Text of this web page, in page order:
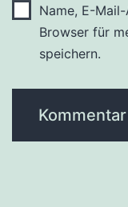
Name, E-
Browser für
speichern.